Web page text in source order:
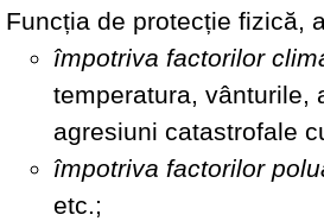
Funcția de protecție fizică,
împotriva factorilor
temperatura, vânturile,
agresiuni catastrofale
împotriva factorilor
etc.;